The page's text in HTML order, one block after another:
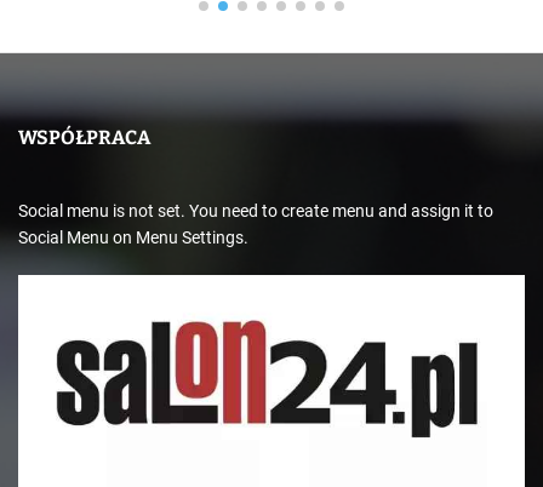
WSPÓŁPRACA
Social menu is not set. You need to create menu and assign it to
Social Menu on Menu Settings.